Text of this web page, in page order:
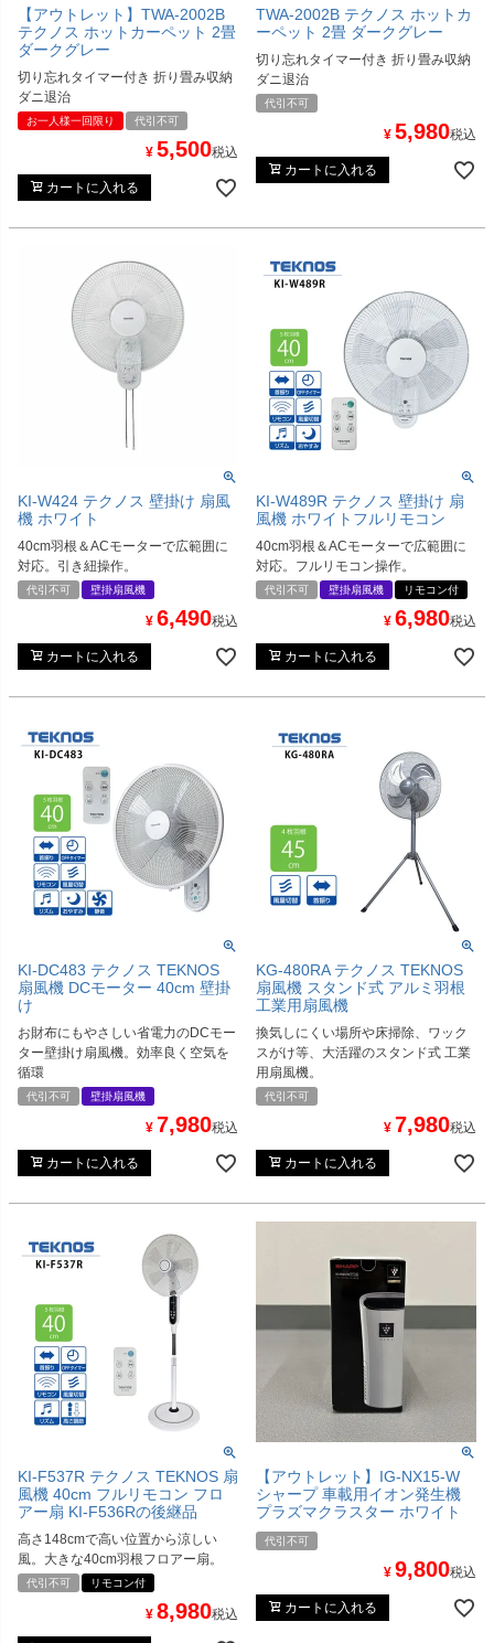
【アウトレット】TWA-2002B
テクノス ホットカーペット 2畳
ダークグレー
切り忘れタイマー付き 折り畳み収納
ダニ退治
お一人様一回限り 代引不可
¥ 5,500税込
カートに入れる
TWA-2002B テクノス ホットカ
ーペット 2畳 ダークグレー
切り忘れタイマー付き 折り畳み収納
ダニ退治
代引不可
¥ 5,980税込
カートに入れる
KI-W424 テクノス 壁掛け 扇風
機 ホワイト
40cm羽根＆ACモーターで広範囲に
対応。引き紐操作。
代引不可 壁掛扇風機
¥ 6,490税込
カートに入れる
KI-W489R テクノス 壁掛け 扇
風機 ホワイトフルリモコン
40cm羽根＆ACモーターで広範囲に
対応。フルリモコン操作。
代引不可 壁掛扇風機 リモコン付
¥ 6,980税込
カートに入れる
KI-DC483 テクノス TEKNOS
扇風機 DCモーター 40cm 壁掛
け
お財布にもやさしい省電力のDCモー
ター壁掛け扇風機。効率良く空気を
循環
代引不可 壁掛扇風機
¥ 7,980税込
カートに入れる
KG-480RA テクノス TEKNOS
扇風機 スタンド式 アルミ羽根
工業用扇風機
換気しにくい場所や床掃除、ワック
スがけ等、大活躍のスタンド式 工業
用扇風機。
代引不可
¥ 7,980税込
カートに入れる
KI-F537R テクノス TEKNOS 扇
風機 40cm フルリモコン フロ
アー扇 KI-F536Rの後継品
高さ148cmで高い位置から涼しい
風。大きな40cm羽根フロアー扇。
代引不可 リモコン付
¥ 8,980税込
【アウトレット】IG-NX15-W
シャープ 車載用イオン発生機
プラズマクラスター ホワイト
代引不可
¥ 9,800税込
カートに入れる